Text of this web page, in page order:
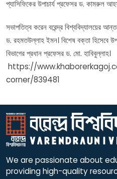
প্যাসিফিকের উপাচার্য প্রফেসর ড. কামরুল
সভাপতিত্ব করেন বরেন্দ্র বিশ্ববিদ্যালয়ের
ড. রহমতউল্লাহ ইমন। বিশেষ বক্তা হিসেবে
বিভাগের প্রধান প্রফেসর ড. মো. হাবিবুল্লাহ।
https://
corner/839481
We are passionate about
providing high-quality